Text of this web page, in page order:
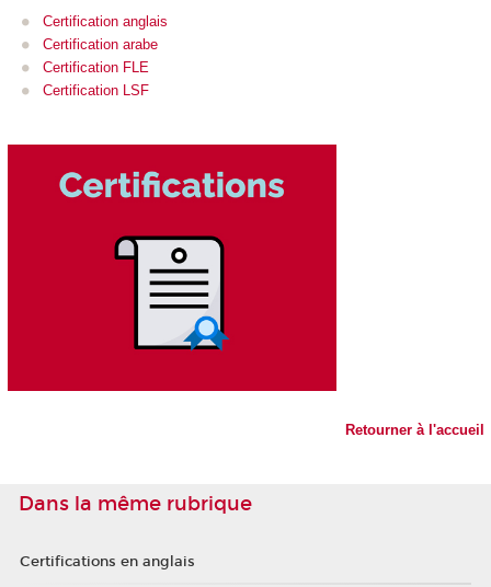
Certification anglais
Certification arabe
Certification FLE
Certification LSF
Retourner à l'accueil
Dans la même rubrique
Certifications en anglais